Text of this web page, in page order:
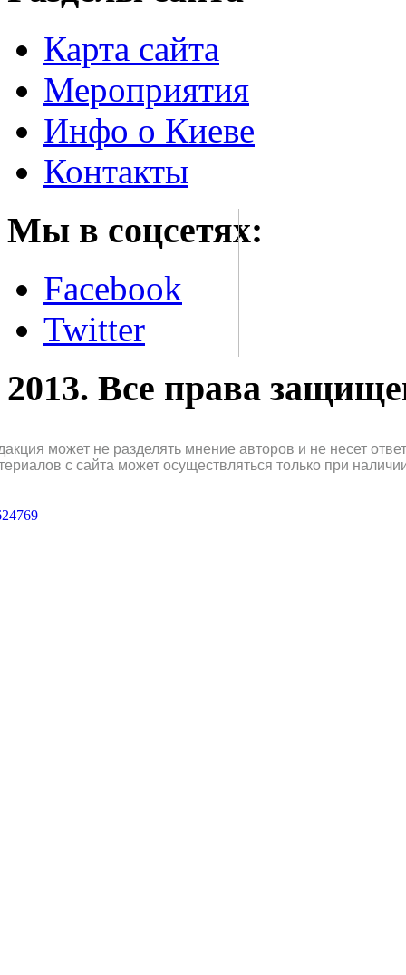
Карта сайта
Мероприятия
Инфо о Киеве
Контакты
Мы в соцсетях:
Facebook
Twitter
2013. Все права
может не разделять мнение авторов и не несет
с сайта может осуществляться только при